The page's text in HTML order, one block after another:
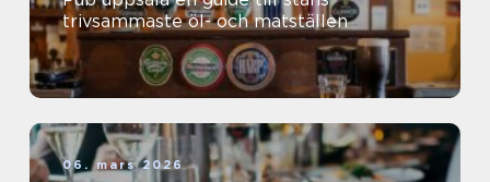
trivsammaste öl- och matställen
06. mars 2026